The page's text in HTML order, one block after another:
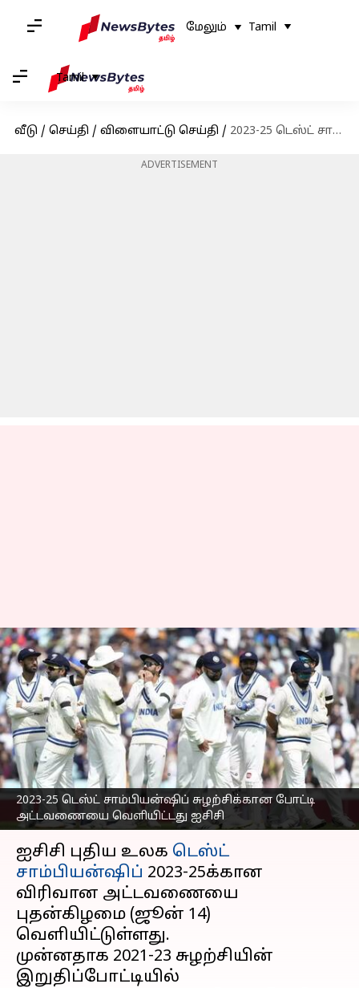
மேலும் Tamil
Tamil
வீடு / செய்தி / விளையாட்டு செய்தி / 2023-25 டெஸ்ட் சாம்பியன்ஷிப் சுழற்சிக்கான போட்டி அட்டவணையை வெளியிட்டது ஐசிசி
ADVERTISEMENT
2023-25 டெஸ்ட் சாம்பியன்ஷிப் சுழற்சிக்கான போட்டி
அட்டவணையை வெளியிட்டது ஐசிசி
2023-25 டெஸ்ட்
சாம்பியன்ஷிப்
சுழற்சிக்கான போட்டி
அட்டவணையை
வெளியிட்டது ஐசிசி
எழுதியவர் Sekar Chinnappan Jun 14, 2023 08:18 pm
செய்தி முன்னோட்டம்
ஐசிசி புதிய உலக டெஸ்ட்
சாம்பியன்ஷிப் 2023-25க்கான
விரிவான அட்டவணையை
புதன்கிழமை (ஜூன் 14)
வெளியிட்டுள்ளது.
முன்னதாக 2021-23 சுழற்சியின்
இறுதிப்போட்டியில்